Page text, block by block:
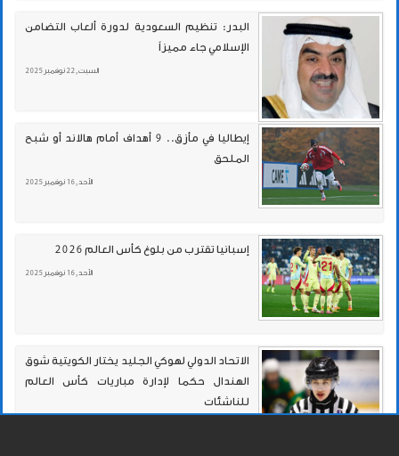
البدر: تنظيم السعودية لدورة ألعاب التضامن
الإسلامي جاء مميزاً
السبت , 22 نوفمبر 2025
إيطاليا في مأزق.. 9 أهداف أمام هالاند أو شبح
الملحق
الأحد , 16 نوفمبر 2025
إسبانيا تقترب من بلوغ كأس العالم 2026
الأحد , 16 نوفمبر 2025
الاتحاد الدولي لهوكي الجليد يختار الكويتية شوق
الهندال حكما لإدارة مباريات كأس العالم
للناشئات